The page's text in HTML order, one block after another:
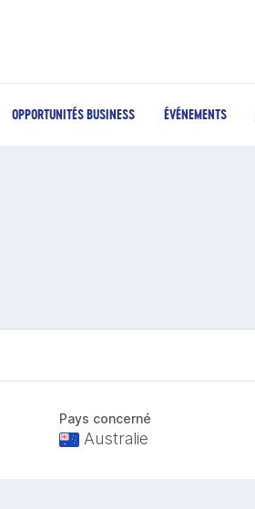
OPPORTUNITÉS BUSINESS ÉVÉNEMENTS
Pays concerné
Australie